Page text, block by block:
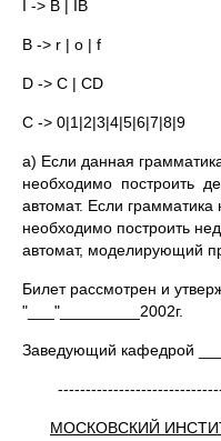
I -> B | IB
B -> r | o | f
D -> C | CD
C -> 0|1|2|3|4|5|6|7|8|9
a) Если данная
необходимо построить
автомат. Если грамматика
необходимо построить
автомат, моделирующий
Билет рассмотрен и
"___"_________2002г.
Заведующий кафедрой
МОСКОВСКИЙ